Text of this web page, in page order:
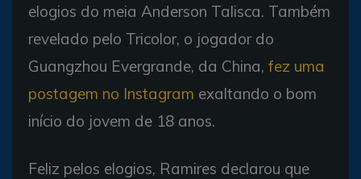
elogios do meia Anderson Talisca. Também
revelado pelo Tricolor, o jogador do
Guangzhou Evergrande, da China, fez uma
postagem no Instagram exaltando o bom
início do jovem de 18 anos.
Feliz pelos elogios, Ramires declarou que